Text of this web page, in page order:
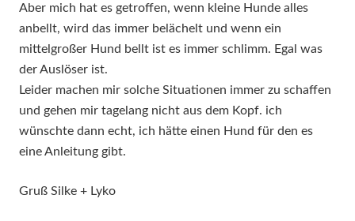
Aber mich hat es getroffen, wenn kleine Hunde alles
anbellt, wird das immer belächelt und wenn ein
mittelgroßer Hund bellt ist es immer schlimm. Egal was
der Auslöser ist.
Leider machen mir solche Situationen immer zu schaffen
und gehen mir tagelang nicht aus dem Kopf. ich
wünschte dann echt, ich hätte einen Hund für den es
eine Anleitung gibt.
Gruß Silke + Lyko